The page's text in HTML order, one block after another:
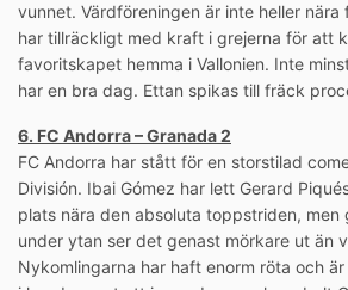
vunnet. Värdföreningen är inte heller nära
har tillräckligt med kraft i grejerna för att
favoritskapet hemma i Vallonien. Inte
har en bra dag. Ettan spikas till fräck
6. FC Andorra – Granada 2
FC Andorra har stått för en storstilad
División. Ibai Gómez har lett Gerard
plats nära den absoluta toppstriden, men
under ytan ser det genast mörkare ut än
Nykomlingarna har haft enorm röta och